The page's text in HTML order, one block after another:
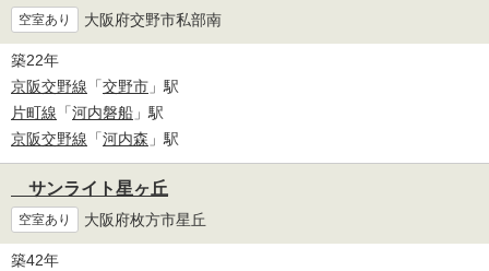
空室あり 大阪府交野市私部南
築22年
京阪交野線 「交野市 」駅
片町線 「河内磐船 」駅
京阪交野線 「河内森 」駅
サンライト星ヶ丘
空室あり 大阪府枚方市星丘
築42年